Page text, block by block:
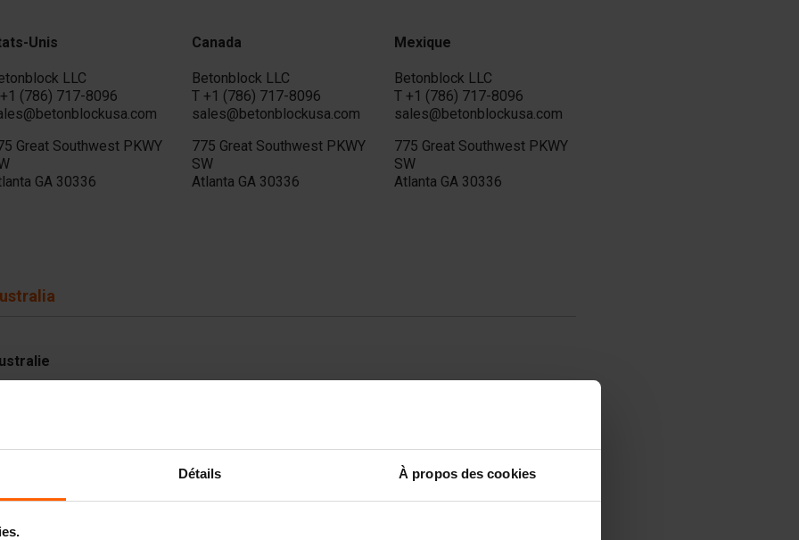
Détails À propos des cookies
Unis
LLC
+1 (786) 717-8096
Great Southwest PKWY
GA 30336
Canada
Betonblock LLC
T +1 (786) 717-8096
sales@betonblockusa.com
775 Great Southwest PKWY
SW
Atlanta GA 30336
Mexique
Betonblock LLC
T +1 (786) 717-8096
sales@betonblockusa.com
775 Great Southwest PKWY
SW
Atlanta GA 30336
NSW 2170